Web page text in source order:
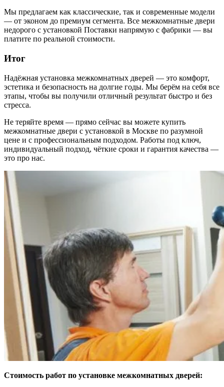
Мы предлагаем как классические, так и современные модели
— от эконом до премиум сегмента. Все межкомнатные двери
недорого с установкой Поставки напрямую с фабрики — вы
платите по реальной стоимости.
Итог
Надёжная установка межкомнатных дверей — это комфорт,
эстетика и безопасность на долгие годы. Мы берём на себя все
этапы, чтобы вы получили отличный результат быстро и без
стресса.
Не теряйте время — прямо сейчас вы можете купить
межкомнатные двери с установкой в Москве по разумной
цене и с профессиональным подходом. Работы под ключ,
индивидуальный подход, чёткие сроки и гарантия качества —
это про нас.
Стоимость работ по установке межкомнатных дверей: